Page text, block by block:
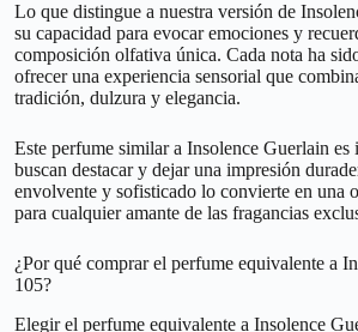
Lo que distingue a nuestra versión de
su capacidad para evocar emociones y
composición olfativa única. Cada nota ha
ofrecer una experiencia sensorial que
tradición, dulzura y elegancia.
Este perfume similar a Insolence Guerlain es
buscan destacar y dejar una impresión
envolvente y sofisticado lo convierte en una
para cualquier amante de las fragancias
¿Por qué comprar el perfume equivalente a
105?
Elegir el perfume equivalente a Insolence